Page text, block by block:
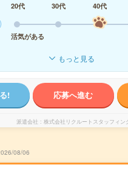
20代
30代 40代
活気がある
もっと見る
! 応募へ進む
派遣会社 株式会社リクルートスタッフィン
08/06